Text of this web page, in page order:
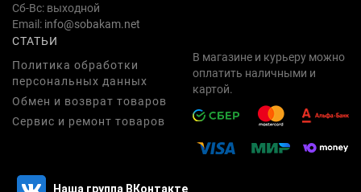
Сб-Вс: выходной
Email: info@sobakam.net
СТАТЬИ
Политика обработки
персональных данных
Обмен и возврат товаров
Сервис и ремонт товаров
В магазине и курьеру можно
оплатить наличными и
картой.
Наша группа ВКонтакте